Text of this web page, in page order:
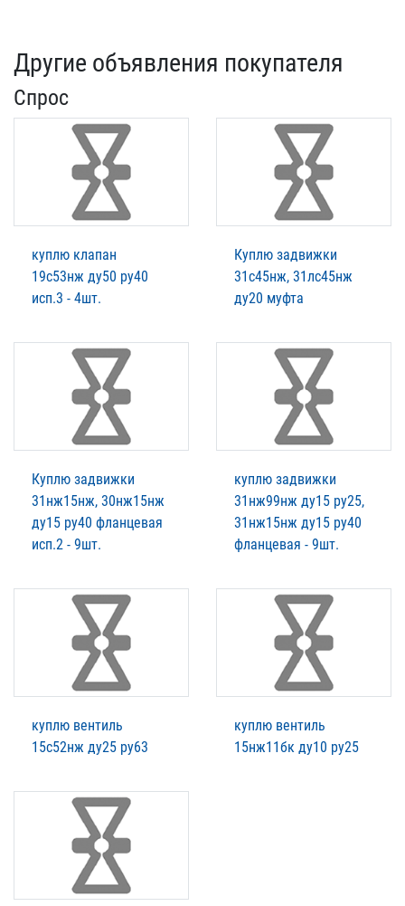
Другие объявления покупателя
Спрос
куплю клапан
19с53нж ду50 ру40
исп.3 - 4шт.
Куплю задвижки
31с45нж, 31лс45нж
ду20 муфта
Куплю задвижки
31нж15нж, 30нж15нж
ду15 ру40 фланцевая
исп.2 - 9шт.
куплю задвижки
31нж99нж ду15 ру25,
31нж15нж ду15 ру40
фланцевая - 9шт.
куплю вентиль
15с52нж ду25 ру63
куплю вентиль
15нж11бк ду10 ру25